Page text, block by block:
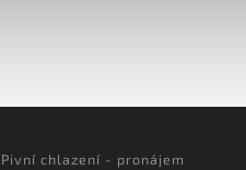
Pivní chlazení - pronájem